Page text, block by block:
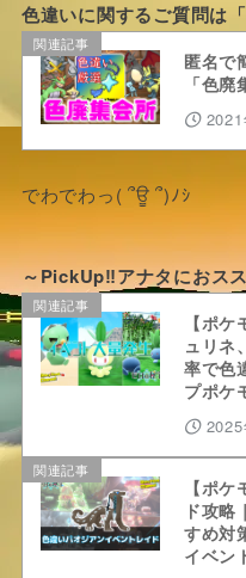
色違いに関するご質問は
関連記事
匿名で
「色
でわでわっ( ՞ਊ ՞)ﾉｼ
～PickUp‼アナタにおス
関連記事
【ポ
ュリネ
率で色
プポケ
関連記事
【ポ
ド攻
すめ対
イベン